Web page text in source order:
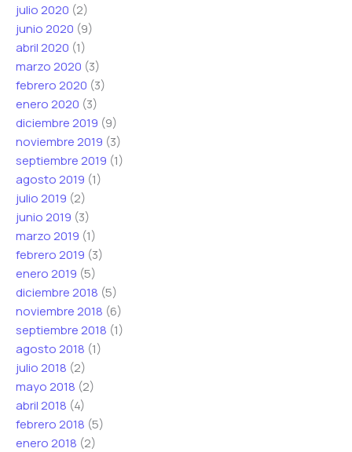
julio 2020 (2)
junio 2020 (9)
abril 2020 (1)
marzo 2020 (3)
febrero 2020 (3)
enero 2020 (3)
diciembre 2019 (9)
noviembre 2019 (3)
septiembre 2019 (1)
agosto 2019 (1)
julio 2019 (2)
junio 2019 (3)
marzo 2019 (1)
febrero 2019 (3)
enero 2019 (5)
diciembre 2018 (5)
noviembre 2018 (6)
septiembre 2018 (1)
agosto 2018 (1)
julio 2018 (2)
mayo 2018 (2)
abril 2018 (4)
febrero 2018 (5)
enero 2018 (2)